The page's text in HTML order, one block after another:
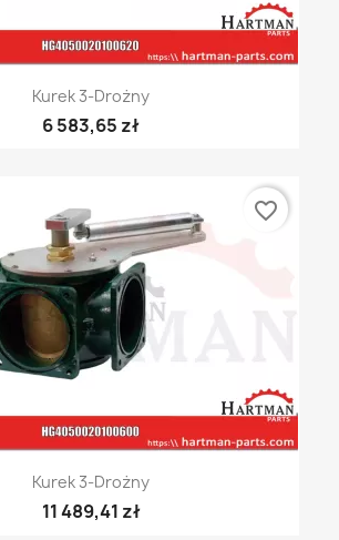
Kurek 3-Drożny
6 583,65 zł
Kurek 3-Drożny
11 489,41 zł
favorite_border